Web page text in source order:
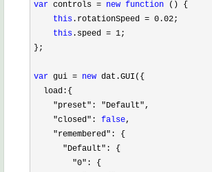
var controls = new function () {
this .rotationSpeed = 0.02;
this .speed = 1;
};
var gui = new dat.GUI({
  load:{
"preset": "Default",
"closed": false,
"remembered" : {
"Default" : {
"0" : {